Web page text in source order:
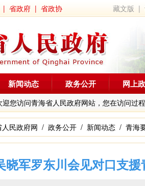
| 省政府 | 省政协 藏文版 |
迎您访问青海省人民政府网站，您在访问过
新闻动态 政务公开 网上
民政府网 / 政务公开 / 新闻动态 / 青海
晓军罗东川会见对口支